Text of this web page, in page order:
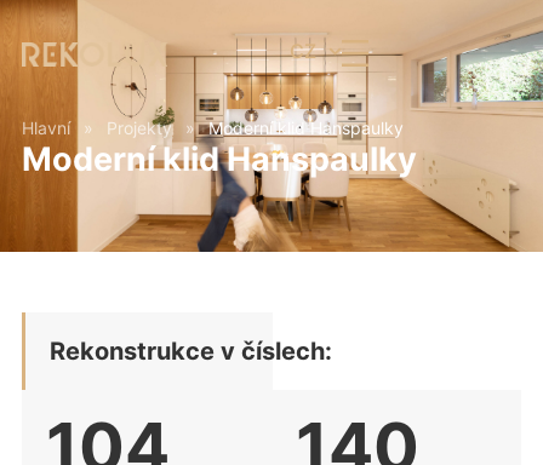
CZ
Hlavní » Projekty » Moderní klid Hanspaulky
Moderní klid Hanspaulky
Rekonstrukce v číslech:
104 140